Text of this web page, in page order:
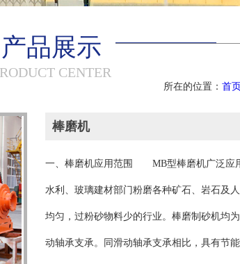
产品展示
CENTER
所在的位置： 首页
棒磨机
一、棒磨机应用范围 MB型棒磨机广泛应
水利、玻璃建材部门粉磨各种矿石、岩石及
均匀，过粉砂物料少的行业。棒磨制砂机均
动轴承支承。同滑动轴承支承相比，具有节